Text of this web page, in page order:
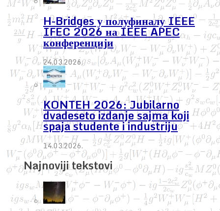
H-Bridges у полуфиналу IEEE
IFEC 2026 на IEEE APEC
конференцији
24.03.2026.
KONTEH 2026: Jubilarno
dvadeseto izdanje sajma koji
spaja studente i industriju
14.03.2026.
Najnoviji tekstovi